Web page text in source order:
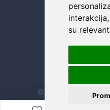
interakcija,
su
© Sva prava